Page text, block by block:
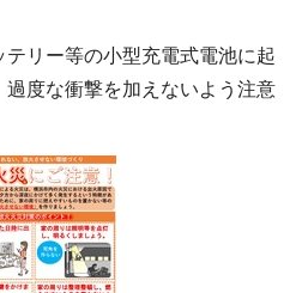
ー等の小型充電式電池に起
度な衝撃を加えないよう注意